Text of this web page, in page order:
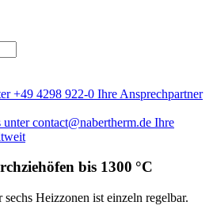
+49 4298 922-0 Ihre Ansprechpartner
unter contact@nabertherm.de Ihre
bis 1300 °C
Heizzonen ist einzeln regelbar.